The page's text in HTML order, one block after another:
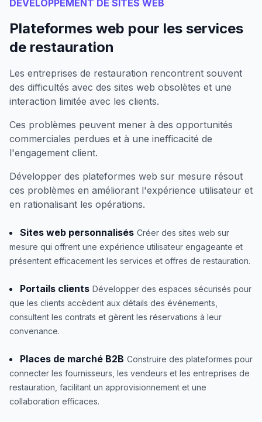
DÉVELOPPEMENT DE SITES WEB
Plateformes web pour les services
de restauration
Les entreprises de restauration rencontrent souvent
des difficultés avec des sites web obsolètes et une
interaction limitée avec les clients.
Ces problèmes peuvent mener à des opportunités
commerciales perdues et à une inefficacité de
l'engagement client.
Développer des plateformes web sur mesure résout
ces problèmes en améliorant l'expérience utilisateur et
en rationalisant les opérations.
Sites web personnalisés Créer des sites web sur
mesure qui offrent une expérience utilisateur engageante et
présentent efficacement les services et offres de restauration.
Portails clients Développer des espaces sécurisés pour
que les clients accèdent aux détails des événements,
consultent les contrats et gèrent les réservations à leur
convenance.
Places de marché B2B Construire des plateformes pour
connecter les fournisseurs, les vendeurs et les entreprises de
restauration, facilitant un approvisionnement et une
collaboration efficaces.